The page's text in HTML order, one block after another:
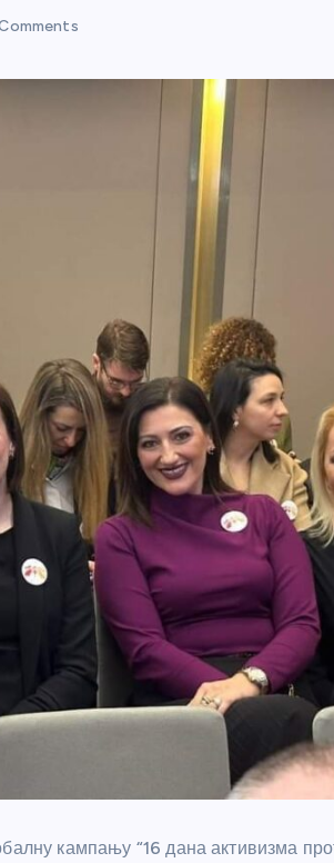
кампању “16 дана активизма